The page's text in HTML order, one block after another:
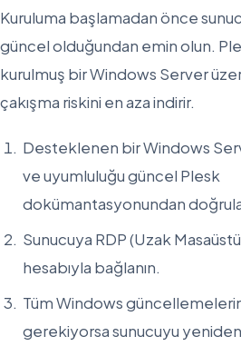
Kuruluma başlamadan önce
güncel olduğundan emin olun.
kurulmuş bir Windows Server
çakışma riskini en aza indirir.
Desteklenen bir Windows
ve uyumluluğu güncel Plesk
dokümantasyonundan
Sunucuya RDP (Uzak
hesabıyla bağlanın.
Tüm Windows
gerekiyorsa sunucuyu yeniden